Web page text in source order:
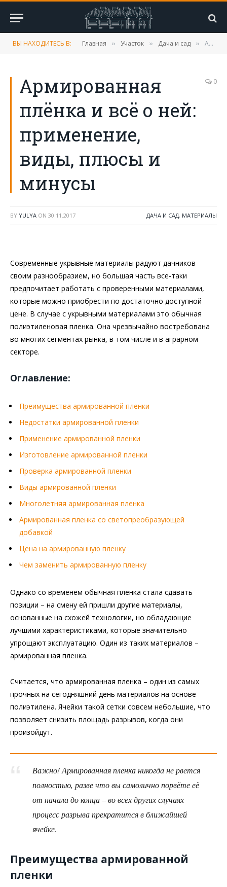
ВЫ НАХОДИТЕСЬ В: Главная » Участок » Дача и сад » Армированная плёнка и всё о ней: применение, виды, плюсы и минусы
Армированная
плёнка и всё о ней:
применение,
виды, плюсы и
минусы
0
BY YULYA ON 30.11.2017 ДАЧА И САД, МАТЕРИАЛЫ
Современные укрывные материалы радуют дачников
своим разнообразием, но большая часть все-таки
предпочитает работать с проверенными материалами,
которые можно приобрести по достаточно доступной
цене. В случае с укрывными материалами это обычная
полиэтиленовая пленка. Она чрезвычайно востребована
во многих сегментах рынка, в том числе и в аграрном
секторе.
Оглавление:
Преимущества армированной пленки
Недостатки армированной пленки
Применение армированной пленки
Изготовление армированной пленки
Проверка армированной пленки
Виды армированной пленки
Многолетняя армированная пленка
Армированная пленка со светопреобразующей
добавкой
Цена на армированную пленку
Чем заменить армированную пленку
Однако со временем обычная пленка стала сдавать
позиции – на смену ей пришли другие материалы,
основанные на схожей технологии, но обладающие
лучшими характеристиками, которые значительно
упрощают эксплуатацию. Один из таких материалов –
армированная пленка.
Считается, что армированная пленка – один из самых
прочных на сегодняшний день материалов на основе
полиэтилена. Ячейки такой сетки совсем небольшие, что
позволяет снизить площадь разрывов, когда они
произойдут.
Важно! Армированная пленка никогда не рвется
полностью, разве что вы самолично порвёте её
от начала до конца – во всех других случаях
процесс разрыва прекратится в ближайшей
ячейке.
Преимущества армированной
пленки